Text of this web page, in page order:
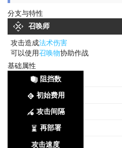
分支与特性
召唤师
攻击造成法术伤害
可以使用召唤物协助作战
基础属性
阻挡数
初始费用
攻击间隔
再部署
攻击速度